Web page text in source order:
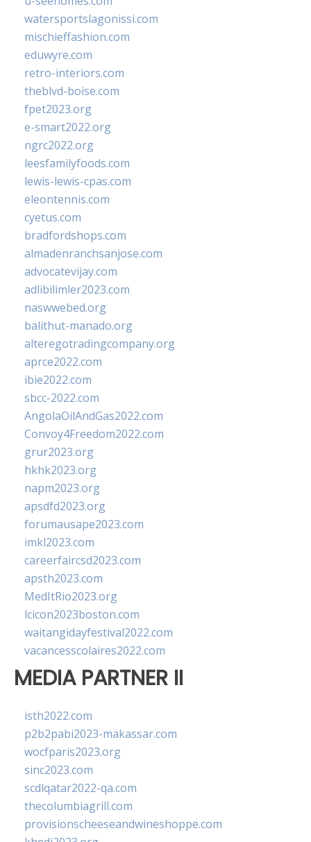
watersportslagonissi.com
mischieffashion.com
eduwyre.com
retro-interiors.com
theblvd-boise.com
fpet2023.org
e-smart2022.org
ngrc2022.org
leesfamilyfoods.com
lewis-lewis-cpas.com
eleontennis.com
cyetus.com
bradfordshops.com
almadenranchsanjose.com
advocatevijay.com
adlibilimler2023.com
naswwebed.org
balithut-manado.org
alteregotradingcompany.org
aprce2022.com
ibie2022.com
sbcc-2022.com
AngolaOilAndGas2022.com
Convoy4Freedom2022.com
grur2023.org
hkhk2023.org
napm2023.org
apsdfd2023.org
forumausape2023.com
imkl2023.com
careerfaircsd2023.com
apsth2023.com
MedItRio2023.org
lcicon2023boston.com
waitangidayfestival2022.com
vacancesscolaires2022.com
MEDIA PARTNER II
isth2022.com
p2b2pabi2023-makassar.com
wocfparis2023.org
sinc2023.com
scdlqatar2022-qa.com
thecolumbiagrill.com
provisionscheeseandwineshoppe.com